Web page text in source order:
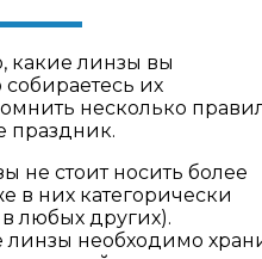
какие линзы вы
их
несколько
праздник.
не стоит носить более
в них категорически
в любых других).
линзы необходимо